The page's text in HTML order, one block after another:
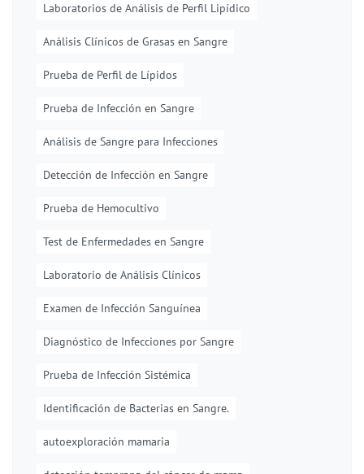
Laboratorios de Análisis de Perfil Lipídico
Análisis Clínicos de Grasas en Sangre
Prueba de Perfil de Lípidos
Prueba de Infección en Sangre
Análisis de Sangre para Infecciones
Detección de Infección en Sangre
Prueba de Hemocultivo
Test de Enfermedades en Sangre
Laboratorio de Análisis Clínicos
Examen de Infección Sanguínea
Diagnóstico de Infecciones por Sangre
Prueba de Infección Sistémica
Identificación de Bacterias en Sangre.
autoexploración mamaria